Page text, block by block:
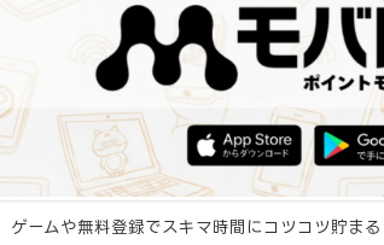
ゲームや無料登録でスキマ時間にコツコツ貯まる